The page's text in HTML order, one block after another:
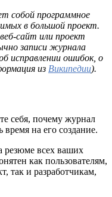
собой программное
в большой проект.
сайт или проект
записи журнала
исправлении ошибок, о
из Википедии).
себя, почему журнал
время на его создание.
резюме всех ваших
как пользователям,
так и разработчикам,